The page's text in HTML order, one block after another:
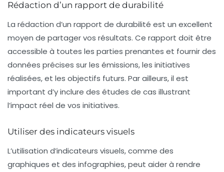
Rédaction d’un rapport de durabilité
La rédaction d’un rapport de durabilité est un excellent
moyen de partager vos résultats. Ce rapport doit être
accessible à toutes les parties prenantes et fournir des
données précises sur les émissions, les initiatives
réalisées, et les objectifs futurs. Par ailleurs, il est
important d’y inclure des études de cas illustrant
l’impact réel de vos initiatives.
Utiliser des indicateurs visuels
L’utilisation d’indicateurs visuels, comme des
graphiques et des infographies, peut aider à rendre